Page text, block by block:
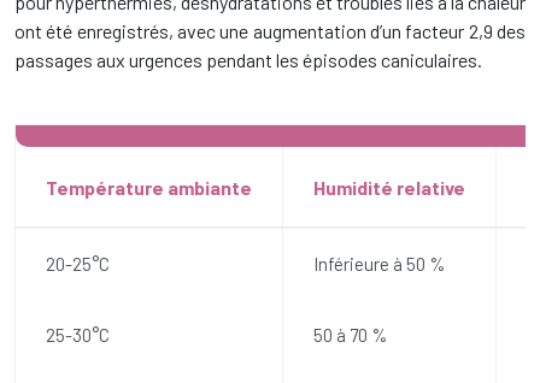
ont été enregistrés, avec une augmentation d’un facteur 2,9 des
passages aux urgences pendant les épisodes caniculaires.
Température ambiante Humidité relative
20-25°C Inférieure à 50 %
25-30°C 50 à 70 %